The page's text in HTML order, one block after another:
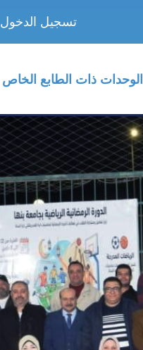
تسجيل الدخول
الوحدات ذات الطابع الخاص